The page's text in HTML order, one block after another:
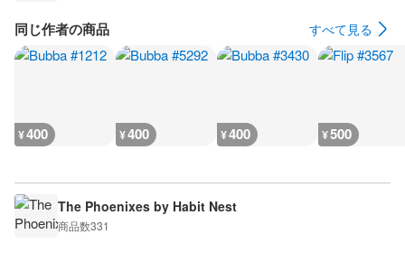
同じ作者の商品 すべて見る
¥400 ¥400 ¥400 ¥500
The Phoenixes by Habit Nest
商品数331